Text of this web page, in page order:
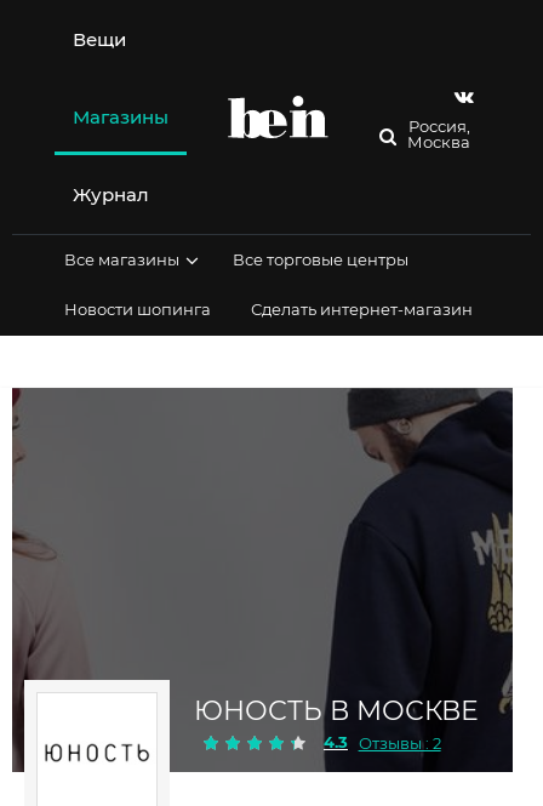
содержимому
Вещи
Магазины
Журнал
Россия,
Москва
Все магазины Все торговые центры
Новости шопинга Сделать интернет-магазин
ЮНОСТЬ В МОСКВЕ
4.3 Отзывы : 2